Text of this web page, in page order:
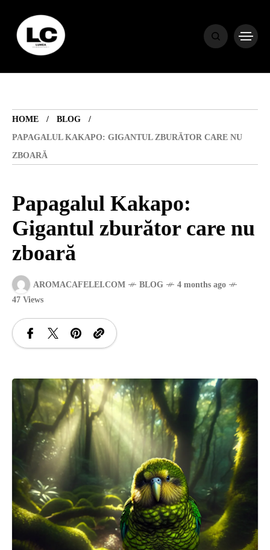
HOME
BLOG
PAPAGALUL KAKAPO: GIGANTUL ZBURĂTOR CARE NU
ZBOARĂ
Papagalul Kakapo:
Gigantul zburător care nu
zboară
AROMACAFELEI.COM BLOG
4 months ago
47 Views
HOME
BLOG
HOROSCOP
ENGLISH
CONTENT
SANATATE
INGRIJIRE
ISTORIE
NATURĂ
STIRI